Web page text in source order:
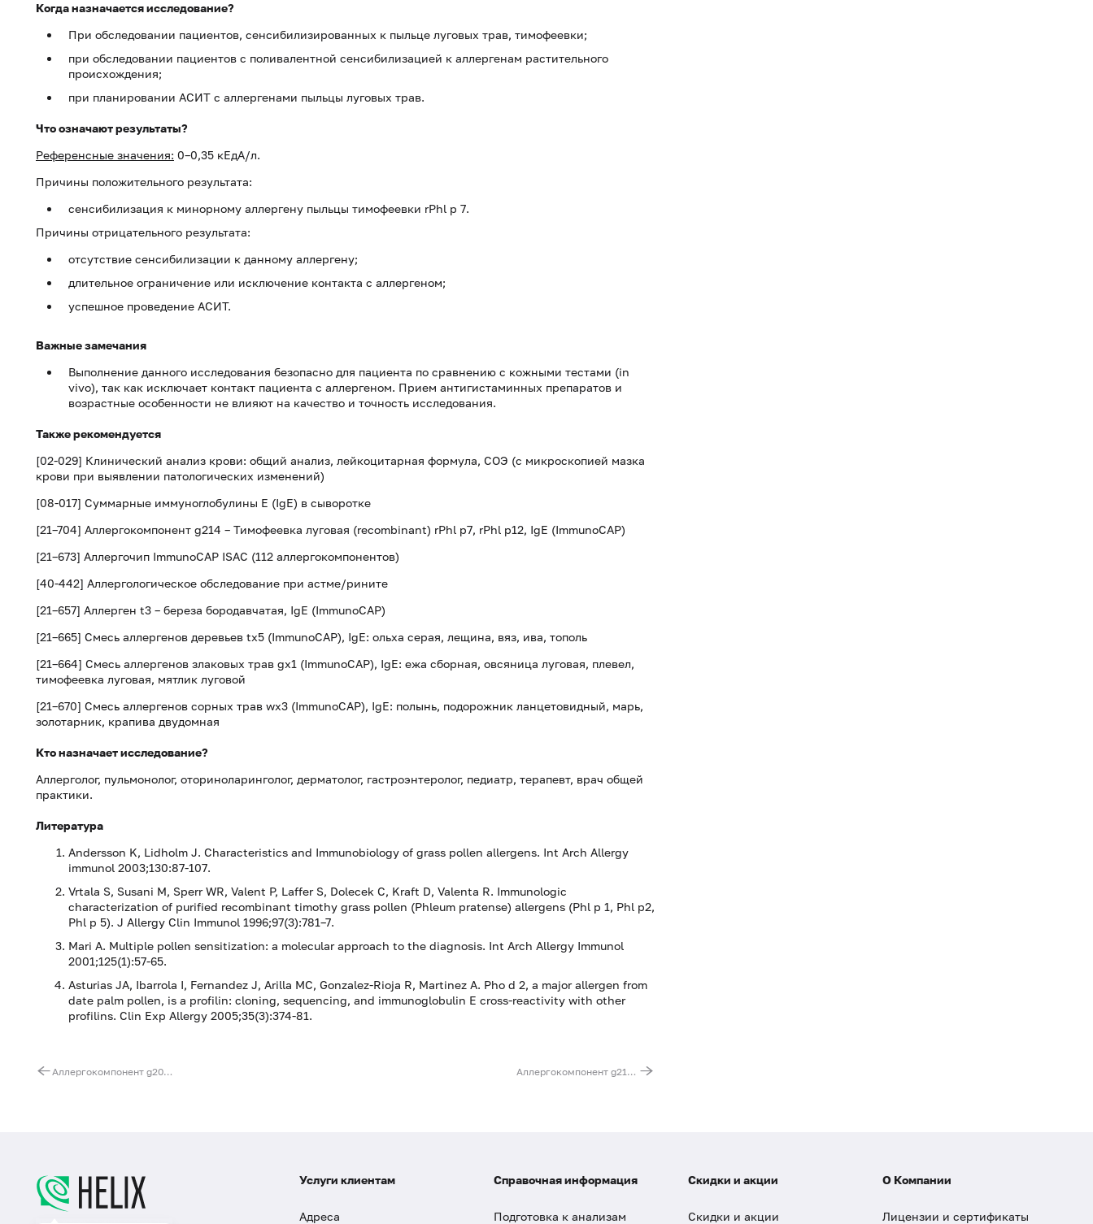
Когда назначается исследование?
При обследовании пациентов, сенсибилизированных к пыльце луговых трав, тимофеевки;
при обследовании пациентов с поливалентной сенсибилизацией к аллергенам растительного
происхождения;
при планировании АСИТ с аллергенами пыльцы луговых трав.
Что означают результаты?
Референсные значения: 0–0,35 кЕдА/л.
Причины положительного результата:
сенсибилизация к минорному аллергену пыльцы тимофеевки rPhl p 7.
Причины отрицательного результата:
отсутствие сенсибилизации к данному аллергену;
длительное ограничение или исключение контакта с аллергеном;
успешное проведение АСИТ.
Важные замечания
Выполнение данного исследования безопасно для пациента по сравнению с кожными тестами (in
vivo), так как исключает контакт пациента с аллергеном. Прием антигистаминных препаратов и
возрастные особенности не влияют на качество и точность исследования.
Также рекомендуется
[02-029] Клинический анализ крови: общий анализ, лейкоцитарная формула, СОЭ (с микроскопией мазка
крови при выявлении патологических изменений)
[08-017] Суммарные иммуноглобулины E (IgE) в сыворотке
[21–704] Аллергокомпонент g214 – Тимофеевка луговая (recombinant) rPhl p7, rPhl p12, IgE (ImmunoCAP)
[21–673] Аллергочип ImmunoCAP ISAC (112 аллергокомпонентов)
[40-442] Аллергологическое обследование при астме/рините
[21–657] Аллерген t3 – береза бородавчатая, IgE (ImmunoCAP)
[21–665] Смесь аллергенов деревьев tx5 (ImmunoCAP), IgE: ольха серая, лещина, вяз, ива, тополь
[21–664] Смесь аллергенов злаковых трав gx1 (ImmunoCAP), IgE: ежа сборная, овсяница луговая, плевел,
тимофеевка луговая, мятлик луговой
[21–670] Смесь аллергенов сорных трав wx3 (ImmunoCAP), IgE: полынь, подорожник ланцетовидный, марь,
золотарник, крапива двудомная
Кто назначает исследование?
Аллерголог, пульмонолог, оториноларинголог, дерматолог, гастроэнтеролог, педиатр, терапевт, врач общей
практики.
Литература
Andersson K, Lidholm J. Characteristics and Immunobiology of grass pollen allergens. Int Arch Allergy
immunol 2003;130:87-107.
Vrtala S, Susani M, Sperr WR, Valent P, Laffer S, Dolecek C, Kraft D, Valenta R. Immunologic
characterization of purified recombinant timothy grass pollen (Phleum pratense) allergens (Phl p 1, Phl p2,
Phl p 5). J Allergy Clin Immunol 1996;97(3):781–7.
Mari A. Multiple pollen sensitization: a molecular approach to the diagnosis. Int Arch Allergy Immunol
2001;125(1):57-65.
Asturias JA, Ibarrola I, Fernandez J, Arilla MC, Gonzalez-Rioja R, Martinez A. Pho d 2, a major allergen from
date palm pollen, is a profilin: cloning, sequencing, and immunoglobulin E cross-reactivity with other
profilins. Clin Exp Allergy 2005;35(3):374-81.
Аллергокомпонент g209 - тимофеевка луговая rPhl p 6, IgE (ImmunoCAP) Аллергокомпонент g211 - тимофеевка луговая rPhl p 11, IgE (ImmunoCAP)
Услуги клиентам
Адреса
Справочная информация
Подготовка к анализам
Скидки и акции
Скидки и акции
О Компании
Лицензии и сертификаты